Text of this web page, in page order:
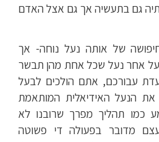
גם בתעשיה אך גם אצל האדם
של אותה נעל נוחה- אך
אחר נעל שכל אחת מהן תבשר
עבורכם, אתם הולכים לבעל
את הנעל האידיאלית המותאמת
כמו תהליך מפרך שרובנו לא
מדובר בפעולה די פשוטה